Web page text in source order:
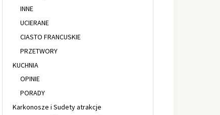
INNE
UCIERANE
CIASTO FRANCUSKIE
PRZETWORY
KUCHNIA
OPINIE
PORADY
Karkonosze i Sudety atrakcje